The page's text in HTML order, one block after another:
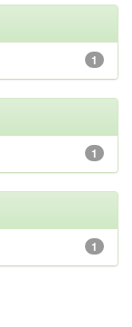
1
1
1